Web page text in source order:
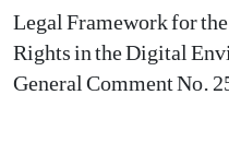
Legal Framework for
Rights in the Digital
General Comment No.